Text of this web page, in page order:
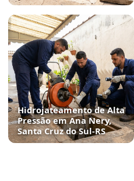
Hidrojateamento de Alta
Pressão em Ana Nery,
Santa Cruz do Sul‑RS